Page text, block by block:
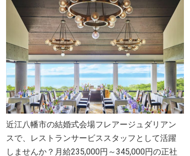
近江八幡市の結婚式会場フレアージュダリアン
スで、レストランサービススタッフとして活躍
しませんか？月給235,000円～345,000円の正社